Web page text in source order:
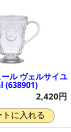
ル ヴェルサイユ
(638901)
2,420円
トに入れる